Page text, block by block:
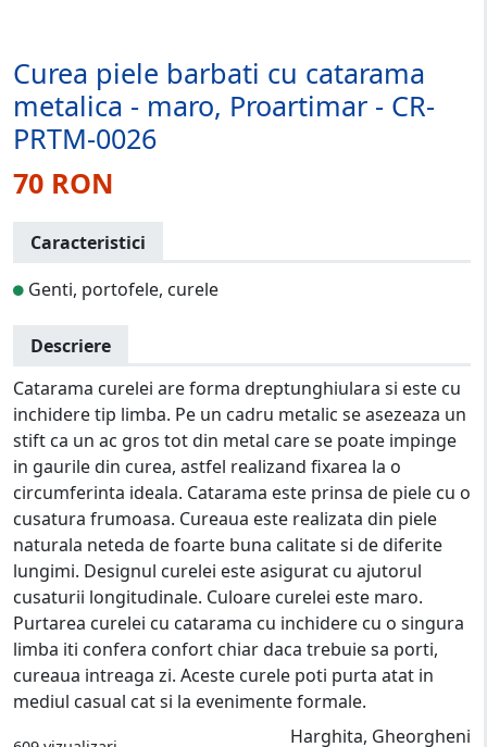
Curea piele barbati cu catarama
metalica - maro, Proartimar - CR-
PRTM-0026
70 RON
Caracteristici
Genti, portofele, curele
Descriere
Catarama curelei are forma dreptunghiulara si este cu
inchidere tip limba. Pe un cadru metalic se asezeaza un
stift ca un ac gros tot din metal care se poate impinge
in gaurile din curea, astfel realizand fixarea la o
circumferinta ideala. Catarama este prinsa de piele cu o
cusatura frumoasa. Cureaua este realizata din piele
naturala neteda de foarte buna calitate si de diferite
lungimi. Designul curelei este asigurat cu ajutorul
cusaturii longitudinale. Culoare curelei este maro.
Purtarea curelei cu catarama cu inchidere cu o singura
limba iti confera confort chiar daca trebuie sa porti,
cureaua intreaga zi. Aceste curele poti purta atat in
mediul casual cat si la evenimente formale.
Harghita, Gheorgheni